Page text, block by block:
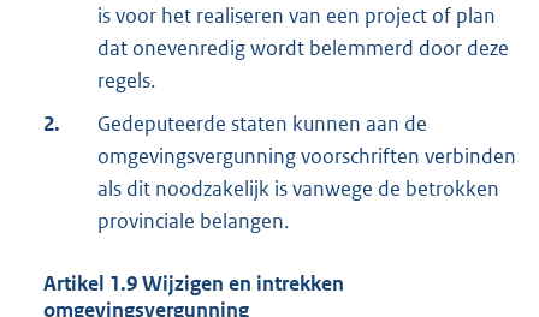
is voor het realiseren van een project of plan
dat onevenredig wordt belemmerd door deze
regels.
2.
Gedeputeerde staten kunnen aan de
omgevingsvergunning voorschriften verbinden
als dit noodzakelijk is vanwege de betrokken
provinciale belangen.
Artikel 1.9Wijzigen en intrekken
omgevingsvergunning